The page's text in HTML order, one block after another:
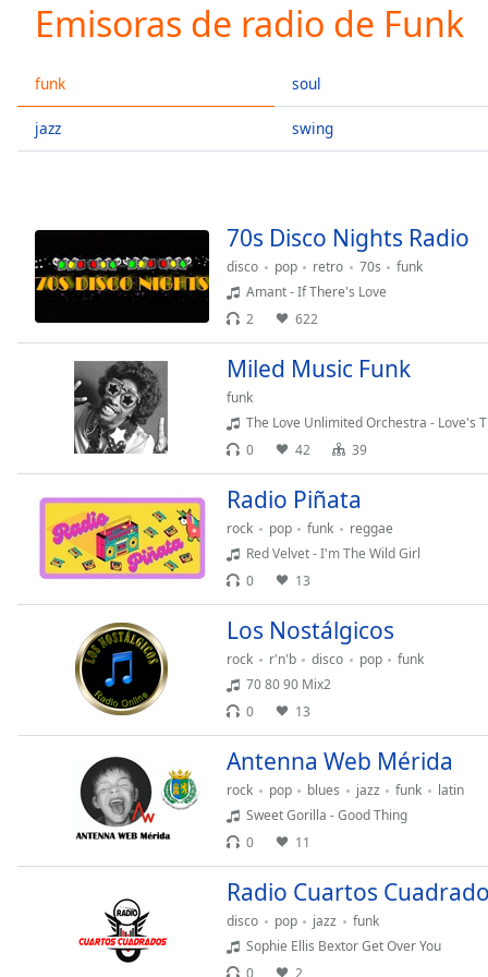
Current
Time0:00
Duration
Loaded:
0.00%
0:00
currently
behind
LIVE
Remaining
Time-
Chapters
Chapters
Descriptions
descriptions
selected
subtitles
settings,
opens
subtitles
settings
dialog
selected
Emisoras de radio de Funk
funk
jazz
soul
swing
70s Disco Nights Radio
disco pop retro 70s
funk
Amant - If There's Love
2
622
Miled Music Funk
funk
The Love Unlimited Orchestra - Love's
0
42 39
Radio Piñata
rock pop funk
reggae
Red Velvet - I'm The Wild Girl
0
13
Los Nostálgicos
rock r'n'b disco pop
funk
70 80 90 Mix2
0
13
Antenna Web Mérida
rock pop blues jazz funk
latin
Sweet Gorilla - Good Thing
0
11
Radio Cuartos
disco pop jazz
funk
Sophie Ellis Bextor Get Over You
0
2